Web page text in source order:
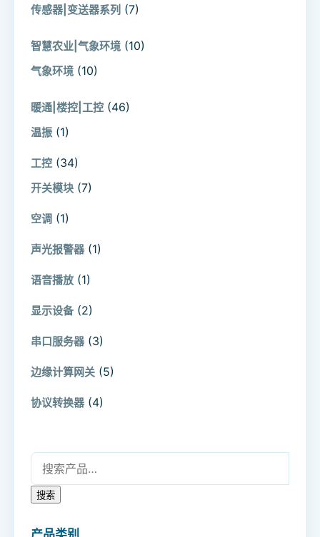
传感器|变送器系列 (7)
智慧农业|气象环境 (10)
气象环境 (10)
暖通|楼控|工控 (46)
温振 (1)
工控 (34)
开关模块 (7)
空调 (1)
声光报警器 (1)
语音播放 (1)
显示设备 (2)
串口服务器 (3)
边缘计算网关 (5)
协议转换器 (4)
搜索：
搜索
产品类别